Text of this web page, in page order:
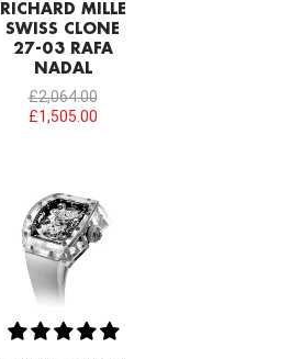
RICHARD MILLE
SWISS CLONE
27-03 RAFA
NADAL
£2,064.00
£1,505.00